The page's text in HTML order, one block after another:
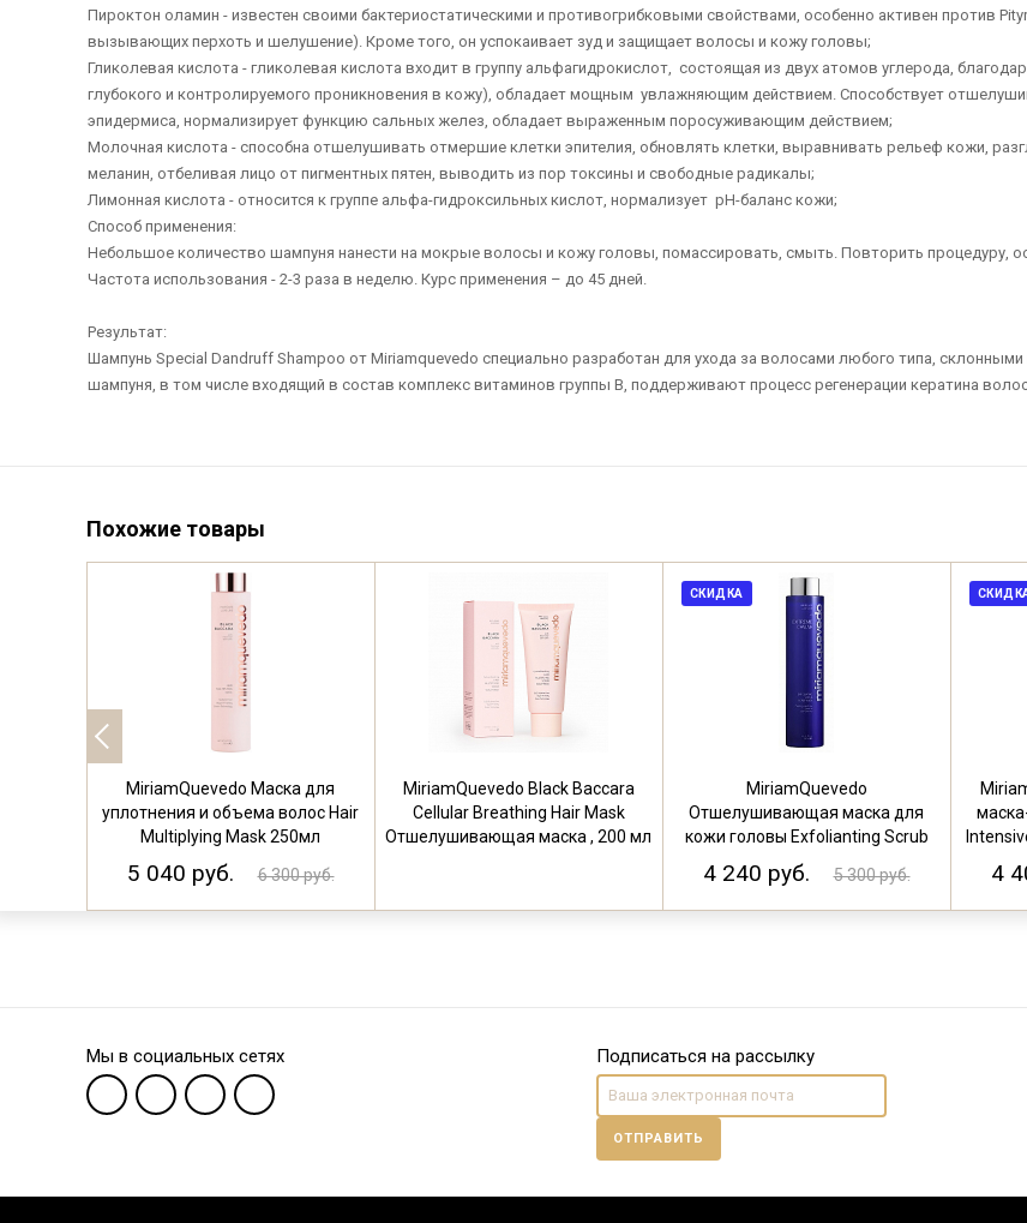
Пироктон оламин - известен своими бактериостатическими и противогрибковыми свойствами, особенно активен против
вызывающих перхоть и шелушение). Кроме того, он успокаивает зуд и защищает волосы и кожу головы;
Гликолевая кислота - гликолевая кислота входит в группу альфагидрокислот, состоящая из двух атомов углерода,
глубокого и контролируемого проникновения в кожу), обладает мощным увлажняющим действием. Способствует
эпидермиса, нормализирует функцию сальных желез, обладает выраженным поросуживающим действием;
Молочная кислота - способна отшелушивать отмершие клетки эпителия, обновлять клетки, выравнивать рельеф кожи,
меланин, отбеливая лицо от пигментных пятен, выводить из пор токсины и свободные радикалы;
Лимонная кислота - относится к группе альфа-гидроксильных кислот, нормализует рН-баланс кожи;
Способ применения:
Небольшое количество шампуня нанести на мокрые волосы и кожу головы, помассировать, смыть. Повторить процедуру,
Частота использования - 2-3 раза в неделю. Курс применения – до 45 дней.
Результат:
Шампунь Special Dandruff Shampoo от Miriamquevedo специально разработан для ухода за волосами любого типа,
шампуня, в том числе входящий в состав комплекс витаминов группы В, поддерживают процесс регенерации кератина
Похожие товары
MiriamQuevedo Маска для
уплотнения и объема волос Hair
Multiplying Mask 250мл
5 040 руб. 6 300 руб.
MiriamQuevedo Black Baccara
Cellular Breathing Hair Mask
Отшелушивающая маска , 200 мл
СКИДКА
MiriamQuevedo
Отшелушивающая маска для
кожи головы Exfolianting Scrub
Scalp Mask 250 мл
4 240 руб. 5 300 руб. 4
Мы в социальных сетях Подписаться на рассылку
ОТПРАВИТЬ